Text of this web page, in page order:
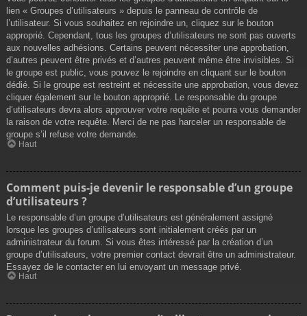
lien « Groupes d’utilisateurs » depuis le panneau de contrôle de
l’utilisateur. Si vous souhaitez en rejoindre un, cliquez sur le bouton
approprié. Cependant, tous les groupes d’utilisateurs ne sont pas ouverts
aux nouvelles adhésions. Certains peuvent nécessiter une approbation,
d’autres peuvent être privés et d’autres peuvent même être invisibles. Si
le groupe est public, vous pouvez le rejoindre en cliquant sur le bouton
dédié. Si le groupe est restreint et nécessite une approbation, vous devez
cliquer également sur le bouton approprié. Le responsable du groupe
d’utilisateurs devra alors approuver votre requête et pourra vous demander
la raison de votre requête. Merci de ne pas harceler un responsable de
groupe s’il refuse votre demande.
Haut
Comment puis-je devenir le responsable d’un groupe
d’utilisateurs ?
Le responsable d’un groupe d’utilisateurs est généralement assigné
lorsque les groupes d’utilisateurs sont initialement créés par un
administrateur du forum. Si vous êtes intéressé par la création d’un
groupe d’utilisateurs, votre premier contact devrait être un administrateur.
Essayez de le contacter en lui envoyant un message privé.
Haut